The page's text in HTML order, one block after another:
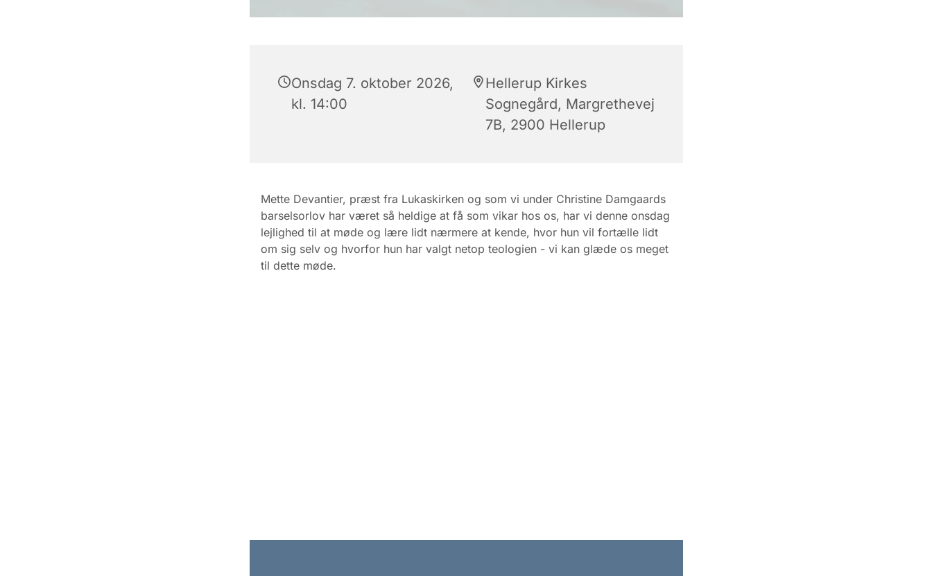
Onsdag 7. oktober 2026,
kl. 14:00
Hellerup Kirkes
Sognegård, Margrethevej
7B, 2900 Hellerup
Mette Devantier, præst fra Lukaskirken og som vi under Christine Damgaards
barselsorlov har været så heldige at få som vikar hos os, har vi denne onsdag
lejlighed til at møde og lære lidt nærmere at kende, hvor hun vil fortælle lidt
om sig selv og hvorfor hun har valgt netop teologien - vi kan glæde os meget
til dette møde.